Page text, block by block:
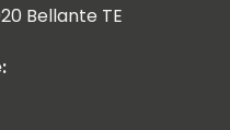
Bellante TE